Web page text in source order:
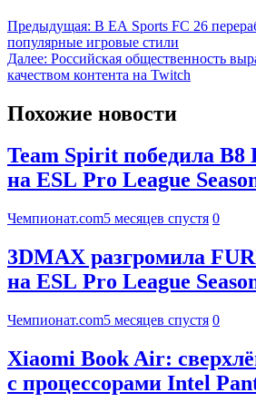
Предыдущая: В EA Sports FC 26
популярные игровые стили
Далее: Российская общественность
качеством контента на Twitch
Похожие новости
Team Spirit победила B8
на ESL Pro League
Чемпионат.com5 месяцев спустя 0
3DMAX разгромила
на ESL Pro League
Чемпионат.com5 месяцев спустя 0
Xiaomi Book Air:
с процессорами Intel